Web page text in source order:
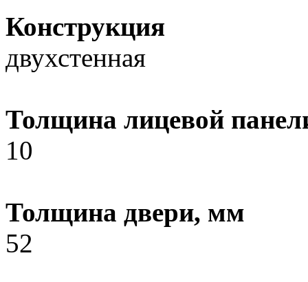
Конструкция
двухстенная
Толщина лицевой
10
Толщина двери, мм
52